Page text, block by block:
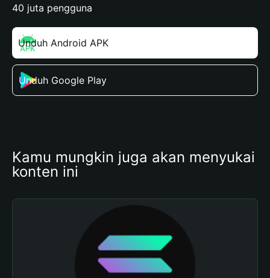
40 juta pengguna
Unduh Android APK
Unduh Google Play
Kamu mungkin juga akan menyukai
konten ini